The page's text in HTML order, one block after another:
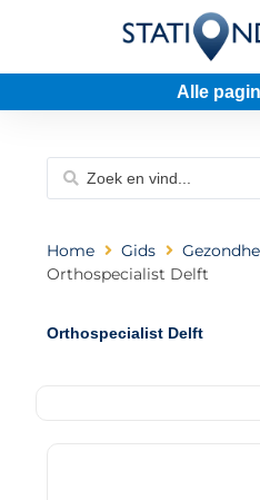
Home Gids
Orthospecialist Delft
Orthospecialist Delft